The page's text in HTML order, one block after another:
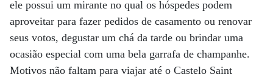
ele possui um mirante no qual os hóspedes podem
aproveitar para fazer pedidos de casamento ou renovar
seus votos, degustar um chá da tarde ou brindar uma
ocasião especial com uma bela garrafa de champanhe.
Motivos não faltam para viajar até o Castelo Saint